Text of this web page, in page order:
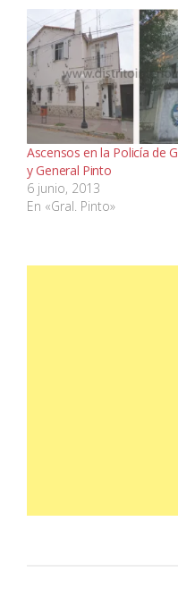
Ascensos en la Policía de
y General Pinto
6 junio, 2013
En «Gral. Pinto»